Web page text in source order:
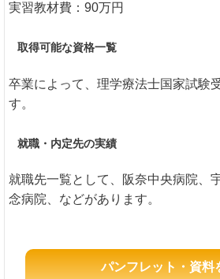
実習教材費：90万円
取得可能な資格一覧
卒業によって、理学療法士国家試験
す。
就職・内定先の実績
就職先一覧として、阪奈中央病院、
念病院、などがあります。
パンフレット・資料